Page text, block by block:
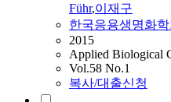
Führ,이재구
한국응용생명화학
2015
Applied Biological
Vol.58 No.1
복사/대출신청